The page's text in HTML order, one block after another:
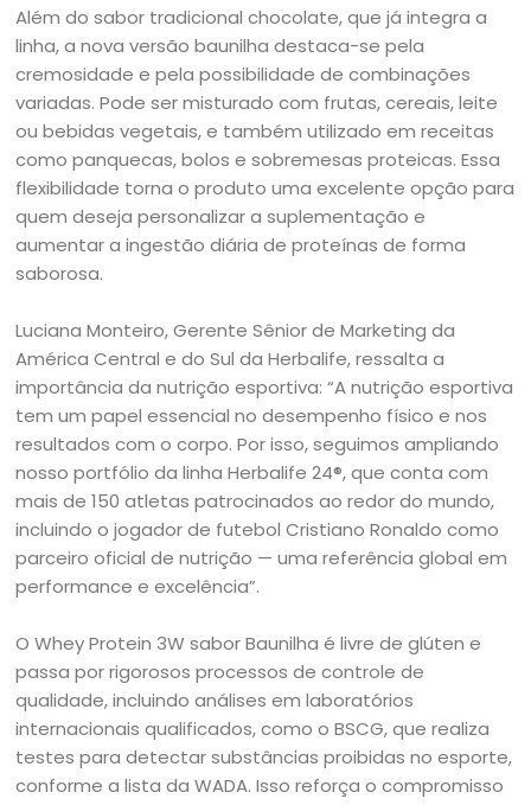
Além do sabor tradicional chocolate, que já integra a
linha, a nova versão baunilha destaca-se pela
cremosidade e pela possibilidade de combinações
variadas. Pode ser misturado com frutas, cereais, leite
ou bebidas vegetais, e também utilizado em receitas
como panquecas, bolos e sobremesas proteicas. Essa
flexibilidade torna o produto uma excelente opção para
quem deseja personalizar a suplementação e
aumentar a ingestão diária de proteínas de forma
saborosa.
Luciana Monteiro, Gerente Sênior de Marketing da
América Central e do Sul da Herbalife, ressalta a
importância da nutrição esportiva: “A nutrição esportiva
tem um papel essencial no desempenho físico e nos
resultados com o corpo. Por isso, seguimos ampliando
nosso portfólio da linha Herbalife 24®, que conta com
mais de 150 atletas patrocinados ao redor do mundo,
incluindo o jogador de futebol Cristiano Ronaldo como
parceiro oficial de nutrição — uma referência global em
performance e excelência”.
O Whey Protein 3W sabor Baunilha é livre de glúten e
passa por rigorosos processos de controle de
qualidade, incluindo análises em laboratórios
internacionais qualificados, como o BSCG, que realiza
testes para detectar substâncias proibidas no esporte,
conforme a lista da WADA. Isso reforça o compromisso